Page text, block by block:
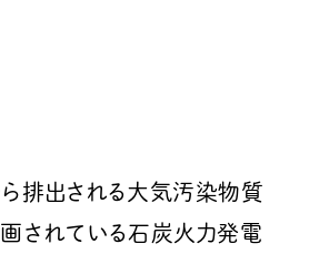
排出される大気汚染物質
画されている石炭火力発電